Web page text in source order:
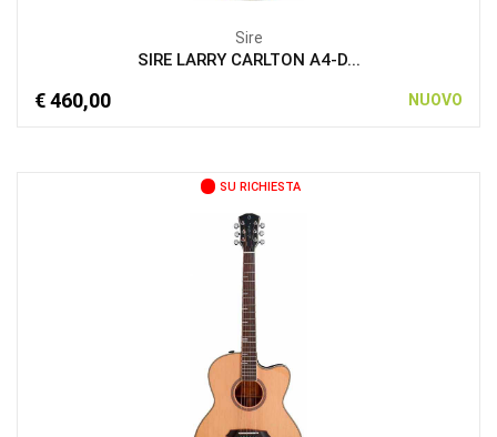
Sire
SIRE LARRY CARLTON A4-D...
€ 460,00 NUOVO
SU RICHIESTA